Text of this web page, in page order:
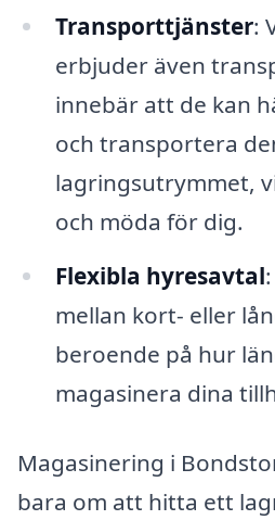
Transporttjänster:
erbjuder även
innebär att de kan
och transportera
lagringsutrymmet,
och möda för dig.
Flexibla hyresavtal
mellan kort- eller
beroende på hur
magasinera dina
Magasinering i
bara om att hitta ett